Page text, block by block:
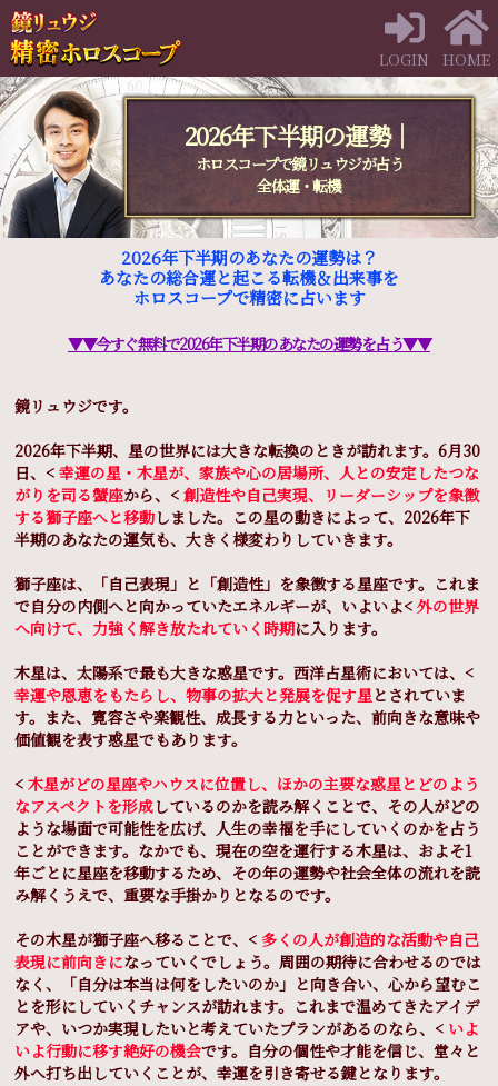
LOGIN HOME
2026年下半期の運勢｜
ホロスコープで鏡リュウジが占う
全体運・転機
2026年下半期のあなたの運勢は？
あなたの総合運と起こる転機＆出来事を
ホロスコープで精密に占います
▼▼今すぐ無料で2026年下半期のあなたの運勢を占う▼▼
鏡リュウジです。
2026年下半期、星の世界には大きな転換のときが訪れます。6月30
日、<幸運の星・木星が、家族や心の居場所、人との安定したつな
がりを司る蟹座から、<創造性や自己実現、リーダーシップを象徴
する獅子座へと移動しました。この星の動きによって、2026年下
半期のあなたの運気も、大きく様変わりしていきます。
獅子座は、「自己表現」と「創造性」を象徴する星座です。これま
で自分の内側へと向かっていたエネルギーが、いよいよ<外の世界
へ向けて、力強く解き放たれていく時期に入ります。
木星は、太陽系で最も大きな惑星です。西洋占星術においては、<
幸運や恩恵をもたらし、物事の拡大と発展を促す星とされていま
す。また、寛容さや楽観性、成長する力といった、前向きな意味や
価値観を表す惑星でもあります。
<木星がどの星座やハウスに位置し、ほかの主要な惑星とどのよう
なアスペクトを形成しているのかを読み解くことで、その人がどの
ような場面で可能性を広げ、人生の幸福を手にしていくのかを占う
ことができます。なかでも、現在の空を運行する木星は、およそ1
年ごとに星座を移動するため、その年の運勢や社会全体の流れを読
み解くうえで、重要な手掛かりとなるのです。
その木星が獅子座へ移ることで、< 多くの人が創造的な活動や自己
表現に前向きになっていくでしょう。周囲の期待に合わせるのでは
なく、「自分は本当は何をしたいのか」と向き合い、心から望むこ
とを形にしていくチャンスが訪れます。これまで温めてきたアイデ
アや、いつか実現したいと考えていたプランがあるのなら、< いよ
いよ行動に移す絶好の機会です。自分の個性や才能を信じ、堂々と
外へ打ち出していくことが、幸運を引き寄せる鍵となります。